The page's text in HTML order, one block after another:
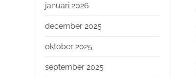
januari 2026
december 2025
oktober 2025
september 2025